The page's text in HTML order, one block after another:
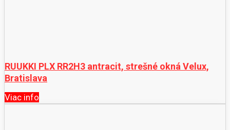
RUUKKI PLX RR2H3 antracit, strešné okná Velux,
Bratislava
Viac info